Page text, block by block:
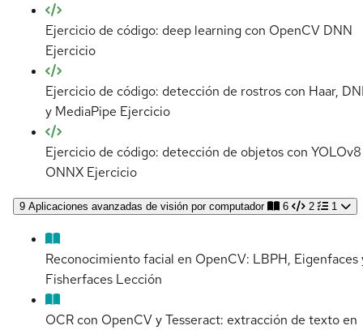
Ejercicio de código: deep learning con OpenCV DNN
Ejercicio
Ejercicio de código: detección de rostros con Haar,
y MediaPipe Ejercicio
Ejercicio de código: detección de objetos con
ONNX Ejercicio
9 Aplicaciones avanzadas de visión por computador 6 2 1
Reconocimiento facial en OpenCV: LBPH, Eigenfaces
Fisherfaces Lección
OCR con OpenCV y Tesseract: extracción de texto en